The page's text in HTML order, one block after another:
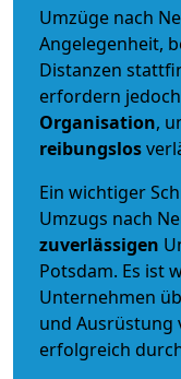
Umzüge nach
Angelegenheit,
Distanzen
erfordern
Organisation,
reibungslos
Ein wichtiger
Umzugs nach
zuverlässigen
Potsdam. Es ist
Unternehmen
und Ausrüstung
erfolgreich